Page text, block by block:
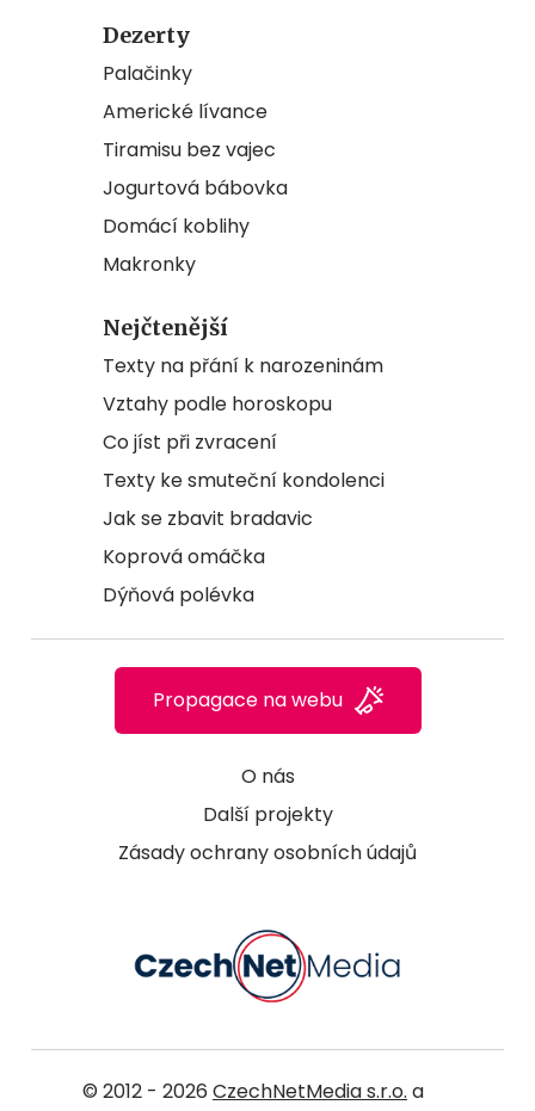
Dezerty
Palačinky
Americké lívance
Tiramisu bez vajec
Jogurtová bábovka
Domácí koblihy
Makronky
Nejčtenější
Texty na přání k narozeninám
Vztahy podle horoskopu
Co jíst při zvracení
Texty ke smuteční kondolenci
Jak se zbavit bradavic
Koprová omáčka
Dýňová polévka
O nás
Další projekty
Zásady ochrany osobních údajů
Propagace na webu
© 2012 - 2026 CzechNetMedia s.r.o. a